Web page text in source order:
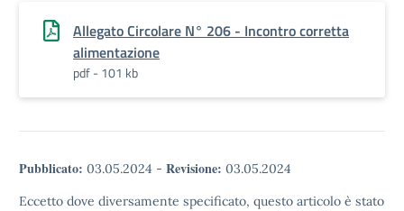
Allegato Circolare N° 206 - Incontro corretta
alimentazione
pdf - 101 kb
Pubblicato: 03.05.2024 - Revisione: 03.05.2024
Eccetto dove diversamente specificato, questo articolo è stato